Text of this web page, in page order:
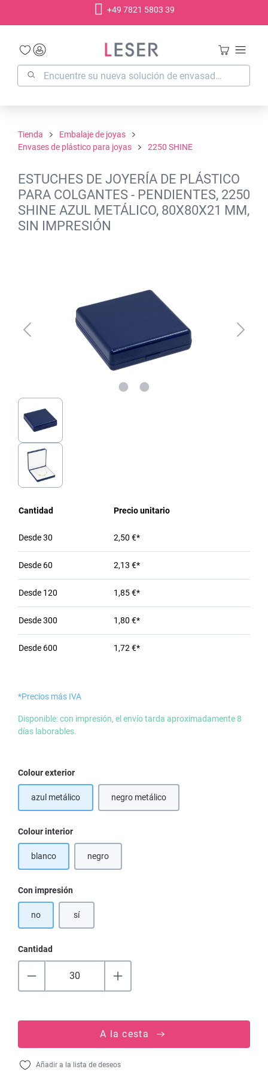
+49 7821 5803 39
Tienda
Embalaje de joyas
Envases de plástico para joyas
2250 SHINE
ESTUCHES DE JOYERÍA DE PLÁSTICO
PARA COLGANTES - PENDIENTES, 2250
SHINE AZUL METÁLICO, 80X80X21 MM,
SIN IMPRESIÓN
Cantidad Precio unitario
Desde30 2,50 €*
Desde 60 2,13 €*
Desde 120 1,85 €*
Desde300 1,80 €*
Desde 600 1,72 €*
*Precios más IVA
Disponible: con impresión, el envío tarda aproximadamente 8
días laborables.
Seleccione
Colour exterior
azul metálico negro metálico(Esta opción no está disponible en este
Seleccione
Colour interior
blanco negro(Esta opción no está disponible en este momento.)
Seleccione
Con impresión
no sí
Cantidad
A la cesta
Añadir a la lista de deseos